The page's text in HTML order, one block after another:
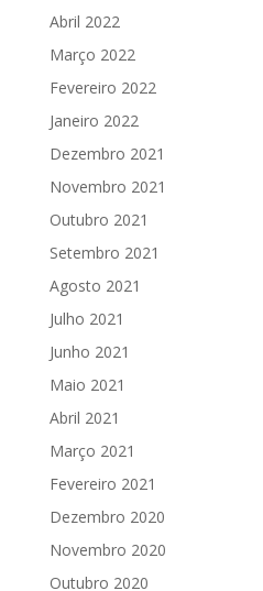
Abril 2022
Março 2022
Fevereiro 2022
Janeiro 2022
Dezembro 2021
Novembro 2021
Outubro 2021
Setembro 2021
Agosto 2021
Julho 2021
Junho 2021
Maio 2021
Abril 2021
Março 2021
Fevereiro 2021
Dezembro 2020
Novembro 2020
Outubro 2020